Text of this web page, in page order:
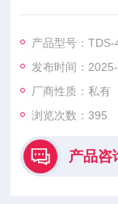
压力之差，常用单
产品型号：TDS-
发布时间：
厂商性质：私有
浏览次数：395
产品咨